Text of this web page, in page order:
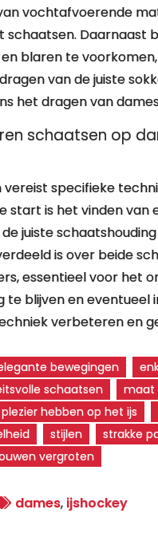
vochtafvoerende
Daarnaast
blaren te
van de juiste
het dragen van
schaatsen op
specifieke
start is het vinden van
juiste
is over beide
essentieel voor het
blijven en eventueel
verbeteren en
bewegingen
schaatsen
maat
plezier hebben op het ijs
stijlen
strakke
vergroten
dames, ijshockey